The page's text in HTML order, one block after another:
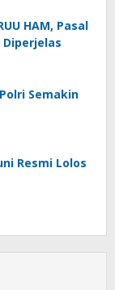
HAM, Pasal
Semakin
Resmi Lolos